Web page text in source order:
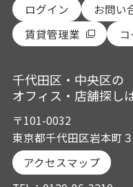
ログイン
お問い
賃貸管理業
千代田区・中央区の
オフィス・店舗探し
〒101-0032
東京都千代田区岩本町
アクセスマップ